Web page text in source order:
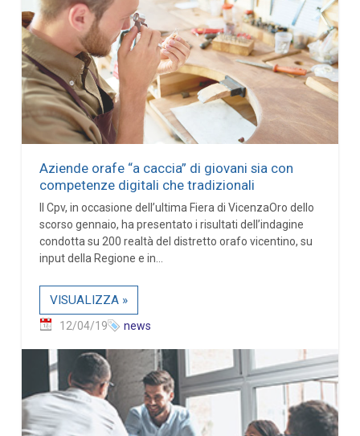
Aziende orafe “a caccia” di giovani sia con
competenze digitali che tradizionali
Il Cpv, in occasione dell’ultima Fiera di VicenzaOro dello
scorso gennaio, ha presentato i risultati dell’indagine
condotta su 200 realtà del distretto orafo vicentino, su
input della Regione e in...
VISUALIZZA »
12/04/19 news